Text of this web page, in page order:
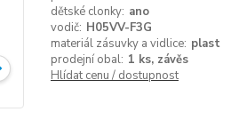
dětské clonky: ano
vodič: H05VV-F3G
materiál zásuvky a vidlice: plast
prodejní obal: 1 ks, závěs
Hlídat cenu / dostupnost